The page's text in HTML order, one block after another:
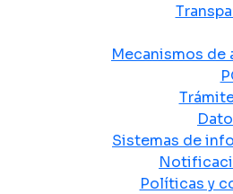
Mecanismos de
Sistemas de
Políticas y